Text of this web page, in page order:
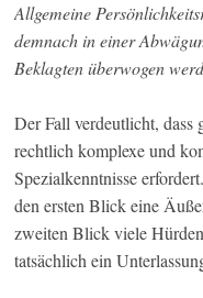
Allgemeine
demnach in einer
Beklagten überwogen
Der Fall verdeutlicht, dass
rechtlich komplexe und
Spezialkenntnisse
den ersten Blick eine
zweiten Blick viele
tatsächlich ein